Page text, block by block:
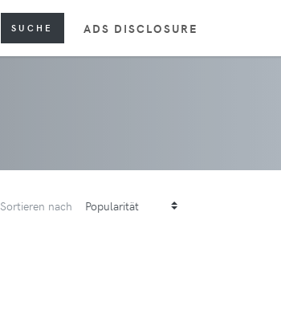
SUCHE ADS DISCLOSURE
Sortieren nach